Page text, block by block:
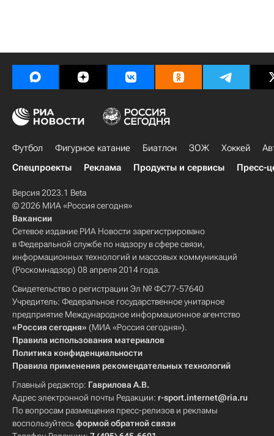
Футбол Фигурное катание Биатлон ЗОЖ Хоккей
Спецпроекты
Реклама Продукты и сервисы Пресс-
Версия 2023.1 Beta
© 2026 МИА «Россия сегодня»
Вакансии
Сетевое издание РИА Новости зарегистрировано
в Федеральной службе по надзору в сфере связи,
информационных технологий и массовых коммуникаций
(Роскомнадзор) 08 апреля 2014 года.
Свидетельство о регистрации Эл № ФС77-57640
Учредитель: Федеральное государственное унитарное
предприятие Международное информационное агентство
«Россия сегодня» (МИА «Россия сегодня»).
Правила использования материалов
Политика конфиденциальности
Правила применения рекомендательных технологий
Главный редактор: Гаврилова А.В.
Адрес электронной почты Редакции: r-sport.internet@ria.ru
По вопросам размещения пресс-релизов и рекламы
воспользуйтесьформой обратной связи